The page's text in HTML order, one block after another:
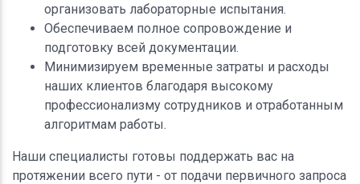
организовать лабораторные испытания.
Обеспечиваем полное сопровождение и
подготовку всей документации.
Минимизируем временные затраты и расходы
наших клиентов благодаря высокому
профессионализму сотрудников и отработанным
алгоритмам работы.
Наши специалисты готовы поддержать вас на
протяжении всего пути - от подачи первичного запроса